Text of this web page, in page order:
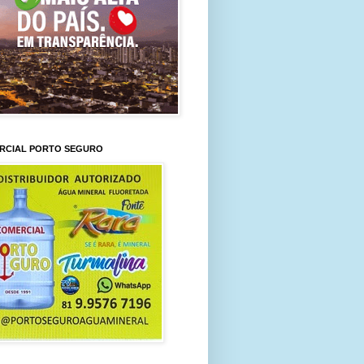
PORTO SEGURO